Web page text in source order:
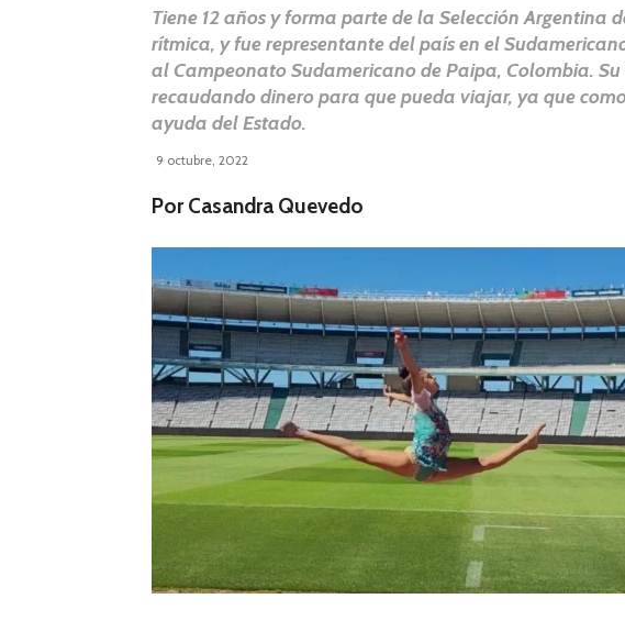
Tiene 12 años y forma parte de la Selección Argentina
rítmica, y fue representante del país en el
al Campeonato Sudamericano de Paipa, Colombia.
recaudando dinero para que pueda viajar, ya que
ayuda del Estado.
9 octubre, 2022
Por Casandra Quevedo